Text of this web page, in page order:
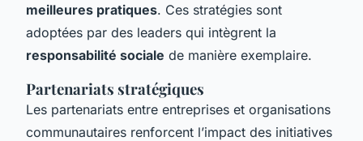
meilleures pratiques. Ces stratégies sont
adoptées par des leaders qui intègrent la
responsabilité sociale de manière exemplaire.
Partenariats stratégiques
Les partenariats entre entreprises et organisations
communautaires renforcent l’impact des initiatives